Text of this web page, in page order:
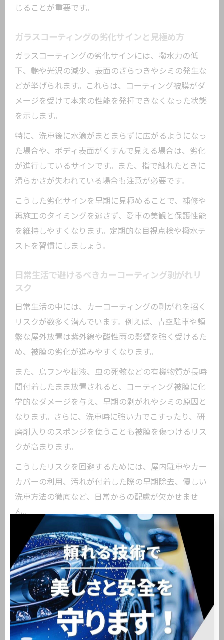
じることが重要です。
ガラスコーティングの劣化サインと見極め方
ガラスコーティングの劣化サインには、撥水力の低
下、艶や光沢の減少、表面のざらつきやシミの発生な
どが挙げられます。これらは、コーティング被膜がダ
メージを受けて本来の性能を発揮できなくなった状態
を示します。
特に、洗車後に水滴がまとまらずに広がるようになっ
た場合や、ボディ表面がくすんで見える場合は、劣化
が進行しているサインです。また、指で触れたときに
滑らかさが失われている場合も注意が必要です。
こうした劣化サインを早期に見極めることで、補修や
再施工のタイミングを逃さず、愛車の美観と保護性能
を維持しやすくなります。定期的な目視点検や撥水テ
ストを習慣にしましょう。
日常生活で避けるべきカーコーティング剥がれリ
スク
日常生活の中には、カーコーティングの剥がれを招く
リスクが数多く潜んでいます。例えば、青空駐車や頻
繁な屋外放置は紫外線や酸性雨の影響を強く受けるた
め、被膜の劣化が進みやすくなります。
また、鳥フンや樹液、虫の死骸などの有機物質が長時
間付着したまま放置されると、コーティング被膜に化
学的なダメージを与え、早期の剥がれやシミの原因と
なります。さらに、洗車時に強い力でこすったり、研
磨剤入りのスポンジを使うことも被膜を傷つけるリス
クが高まります。
こうしたリスクを回避するためには、屋内駐車やカー
カバーの利用、汚れが付着した際の早期除去、優しい
洗車方法の徹底など、日常からの配慮が欠かせませ
ん。
洗車習慣が与えるカーコーティングへの影響
洗車習慣はカーコーティングの寿命や美観維持に大き
な影響を与えます。正しい方法での手洗い洗車は、汚
れや有害物質を適切に除去し、コーティング被膜の保
護効果を長持ちさせます。
一方、強い力でのこすり洗いや高圧洗浄機の多用、研